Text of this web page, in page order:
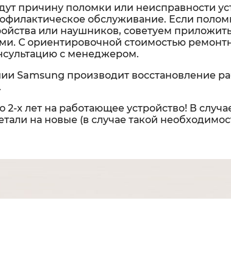
причину поломки или неисправности
обслуживание. Если
или наушников, советуем
С ориентировочной стоимостью
с менеджером.
Samsung производит восстановление
х лет на работающее устройство! В
на новые (в случае такой